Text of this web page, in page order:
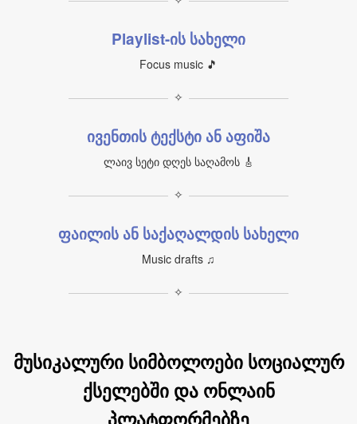
Playlist-ის სახელი
Focus music 🎵
✧
ივენთის ტექსტი ან აფიშა
ლაივ სეტი დღეს საღამოს 🎸
✧
ფაილის ან საქაღალდის სახელი
Music drafts ♫
✧
მუსიკალური სიმბოლოები სოციალურ
ქსელებში და ონლაინ